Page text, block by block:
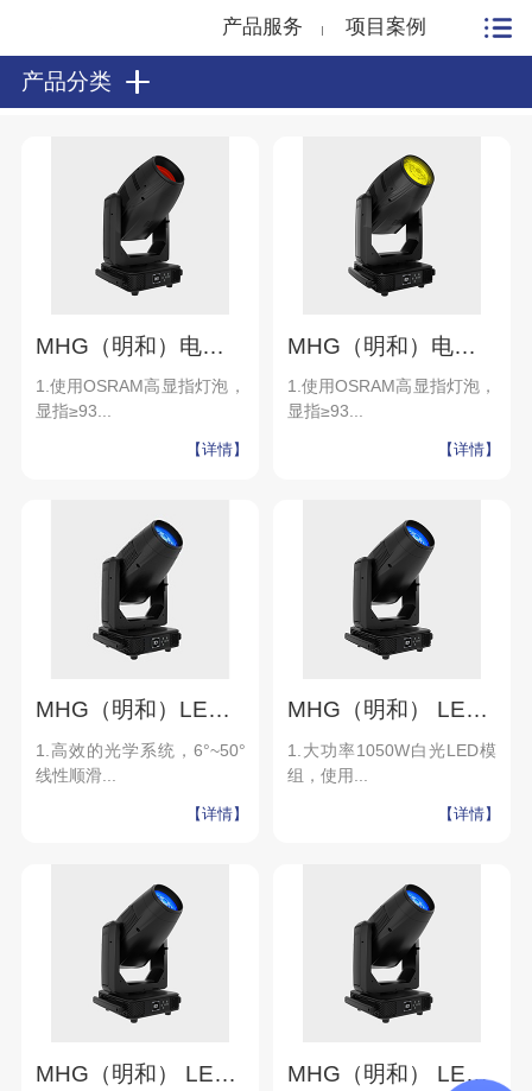
产品服务 项目案例
产品分类
MHG（明和）电脑图案灯 1400-SPOT
1.使用OSRAM高显指灯泡，
显指≥93...
【详情】
MHG（明和）电脑染色切割灯 1400_WP
1.使用OSRAM高显指灯泡，
显指≥93...
【详情】
MHG（明和）LED电脑图案灯 L1200_SPOT
1.高效的光学系统，6°~50°
线性顺滑...
【详情】
MHG（明和） LED染色切割灯 L1200_WP
1.大功率1050W白光LED模
组，使用...
【详情】
MHG（明和） LED电脑切割灯 L1200 PROFILE MHG（明和） LED电脑染色灯 L1200_WASH